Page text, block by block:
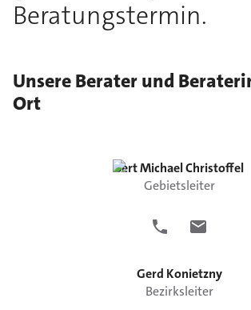
Beratungstermin.
Unsere Berater und
Ort
Bert MichaelChristoffel
Gebietsleiter
Gerd Konietzny
Bezirksleiter